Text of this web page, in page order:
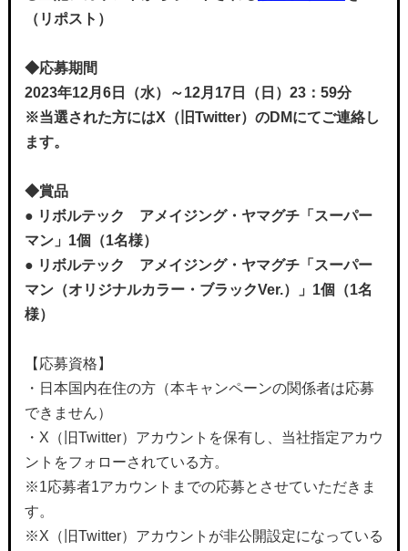
（リポスト）
◆応募期間
2023年12月6日（水）～12月17日（日）23：59分
※当選された方にはX（旧Twitter）のDMにてご連絡し
ます。
◆賞品
● リボルテック アメイジング・ヤマグチ「スーパー
マン」1個（1名様）
● リボルテック アメイジング・ヤマグチ「スーパー
マン（オリジナルカラー・ブラックVer.）」1個
（1名
様）
【応募資格】
・日本国内在住の方（本キャンペーンの関係者は応募
できません）
・X（旧Twitter）アカウントを保有し、当社指定アカウ
ントをフォローされている方。
※1応募者1アカウントまでの応募とさせていただきま
す。
※X（旧Twitter）アカウントが非公開設定になっている